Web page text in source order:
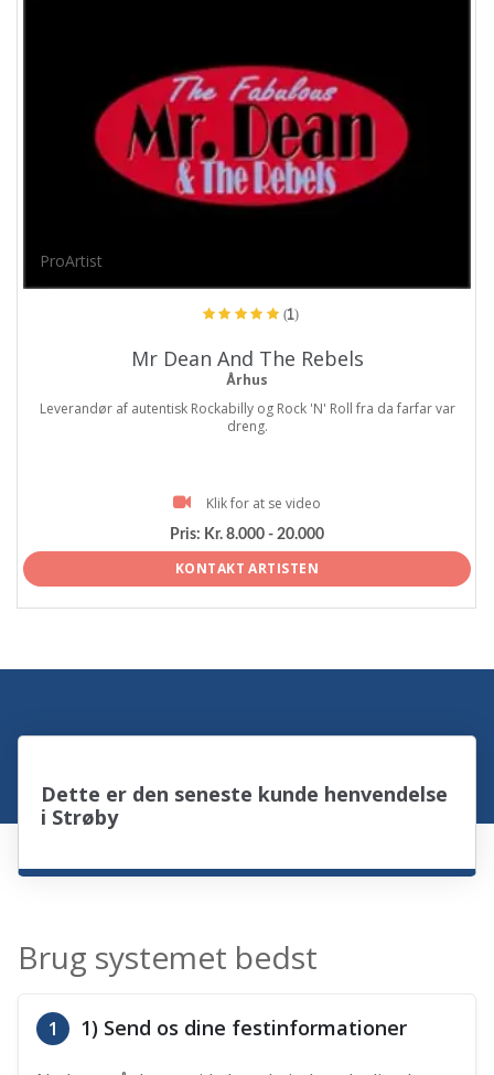
ProArtist
(1)
Mr Dean And The Rebels
Århus
Leverandør af autentisk Rockabilly og Rock 'N' Roll fra da farfar var
dreng.
Klik for at se video
Pris: Kr. 8.000 - 20.000
KONTAKT ARTISTEN
Dette er den seneste kunde henvendelse
i Strøby
Brug systemet bedst
1 1) Send os dine festinformationer